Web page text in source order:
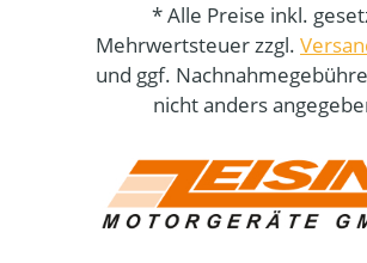
* Alle Preise inkl.
Mehrwertsteuer zzgl.
und ggf.
nicht anders